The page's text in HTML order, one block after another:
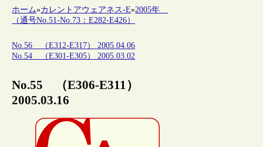
ホーム»カレントアウェアネス-E»2005年
（通号No.51-No.73：E282-E426）
No.56 （E312-E317） 2005.04.06
No.54 （E301-E305） 2005.03.02
No.55 （E306-E311）
2005.03.16